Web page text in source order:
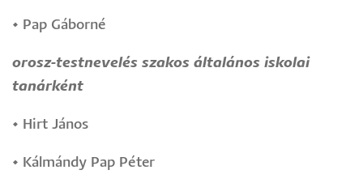
• Pap Gáborné
orosz-testnevelés szakos általános iskolai
tanárként
• Hirt János
• Kálmándy Pap Péter